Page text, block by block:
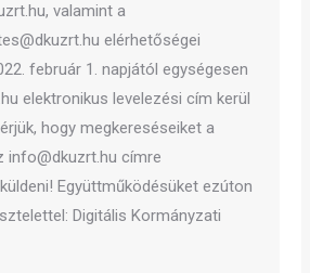
valamint a
elérhetőségei
február 1. napjától egységesen
elektronikus levelezési cím kerül
hogy megkereséseiket a
info@dkuzrt.hu címre
Együttműködésüket ezúton
Digitális Kormányzati